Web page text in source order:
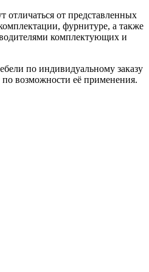
отличаться от представленных
фурнитуре, а также
комплектующих и
по индивидуальному заказу
возможности её применения.